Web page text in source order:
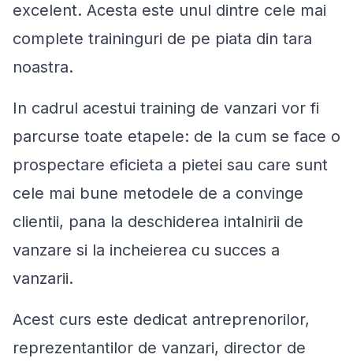
excelent. Acesta este unul dintre cele mai
complete traininguri de pe piata din tara
noastra.
In cadrul acestui training de vanzari vor fi
parcurse toate etapele: de la cum se face o
prospectare eficieta a pietei sau care sunt
cele mai bune metodele de a convinge
clientii, pana la deschiderea intalnirii de
vanzare si la incheierea cu succes a
vanzarii.
Acest curs este dedicat antreprenorilor,
reprezentantilor de vanzari, director de